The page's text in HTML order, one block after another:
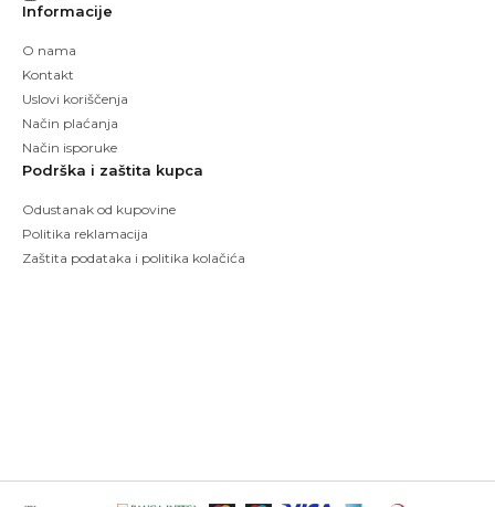
Informacije
O nama
Kontakt
Uslovi koriščenja
Način plaćanja
Način isporuke
Podrška i zaštita kupca
Odustanak od kupovine
Politika reklamacija
Zaštita podataka i politika kolačića